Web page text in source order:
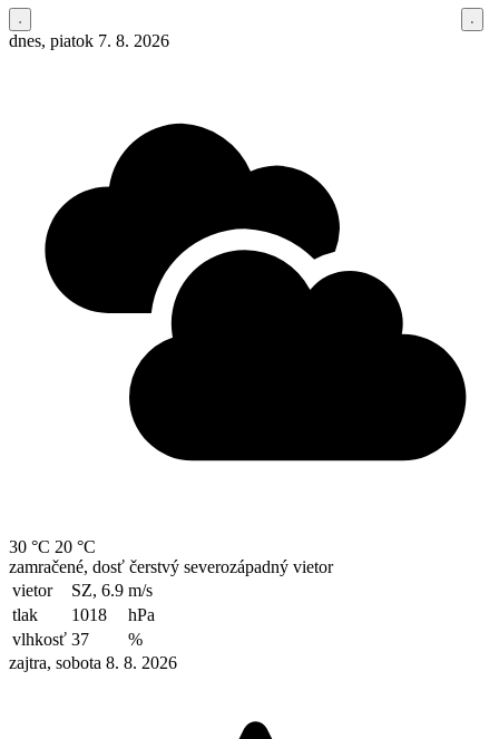
dnes, piatok 7. 8. 2026
30 °C 20 °C
zamračené, dosť čerstvý severozápadný vietor
vietor
SZ, 6.9 m/s
tlak
1018
hPa
vlhkosť 37
%
zajtra, sobota 8. 8. 2026